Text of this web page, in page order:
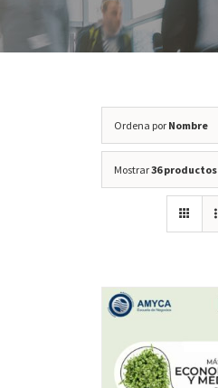
Ordena por Nombre
Mostrar36 productos